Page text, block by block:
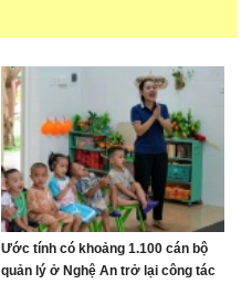
Ước tính có khoảng 1.100 cán bộ
quản lý ở Nghệ An trở lại công tác